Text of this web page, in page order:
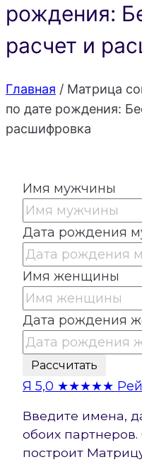
рождения:
расчет и
Главная / Матрица
по дате рождения:
расшифровка
Имя мужчины
Дата рождения
Имя женщины
Дата рождения
Рассчитать
Я 5,0 ★★★★★
Введите имена,
обоих
построит